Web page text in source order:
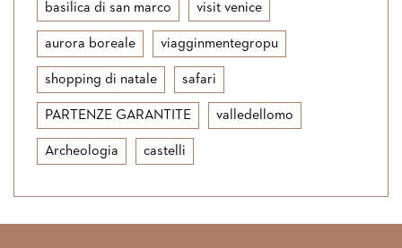
basilica di san marco visit venice
aurora boreale viagginmentegropu
shopping di natale safari
PARTENZE GARANTITE valledellomo
Archeologia castelli